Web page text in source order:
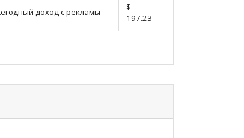
доход с рекламы
$
197.23